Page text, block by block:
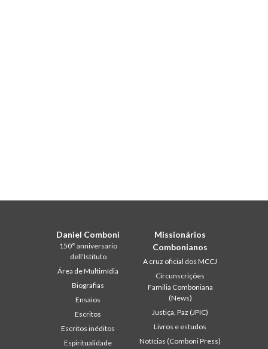
Daniel Comboni
150° anniversario
dell’Istituto
Área de Multimídia
Biografias
Ensaios
Escritos
Escritos inéditos
Espiritualidade
Missionários
Combonianos
A cruz oficial dos MCCJ
Circunscrições
Familia Comboniana
(News)
Justiça, Paz (JPIC)
Livros e estudos
Notícias (Comboni Press)